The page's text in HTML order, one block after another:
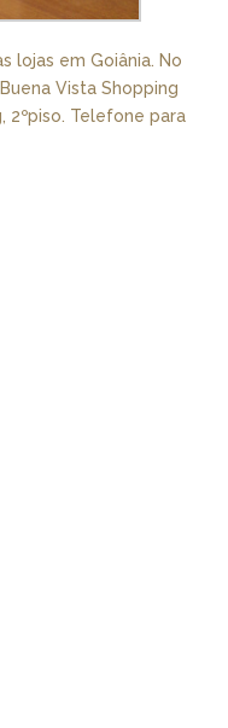
lojas em Goiânia. No
Vista Shopping
2ºpiso. Telefone para